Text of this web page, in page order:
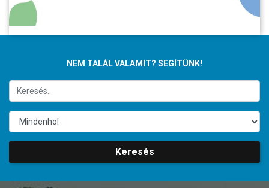
NEM TALÁL VALAMIT? SEGÍTÜNK!
Keresés